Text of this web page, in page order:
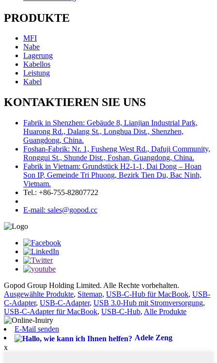
PRODUKTE
MFI
Nabe
Lagerung
Kabellos
Leistung
Kabel
KONTAKTIEREN SIE UNS
Fabrik in Shenzhen: Gebäude 8, Lianjian Industrial Park,
Huarong Rd., Dalang St., Longhua Dist., Shenzhen,
Guangdong, China.
Foshan-Fabrik: Nr. 1, Fusheng West Rd., Dafuji Community,
Ronggui St., Shunde Dist., Foshan, Guangdong, China.
Fabrik in Vietnam: Grundstück H2-1-1, Dai Dong – Hoan
Son IP, Gemeinde Tri Phuong, Bezirk Tien Du, Bac Ninh,
Vietnam.
Tel.: +86-755-82807722
E-mail: sales@gopod.cc
Gopod Group Holding Limited. Alle Rechte vorbehalten.
Ausgewählte Produkte, Sitemap, USB-C-Hub für MacBook, USB-
C-Adapter, USB-C-Adapter, USB 3.0-Hub mit Stromversorgung,
USB-C-Adapter für MacBook, USB-C-Hub, Alle Produkte
E-Mail senden
Adele Zeng
x